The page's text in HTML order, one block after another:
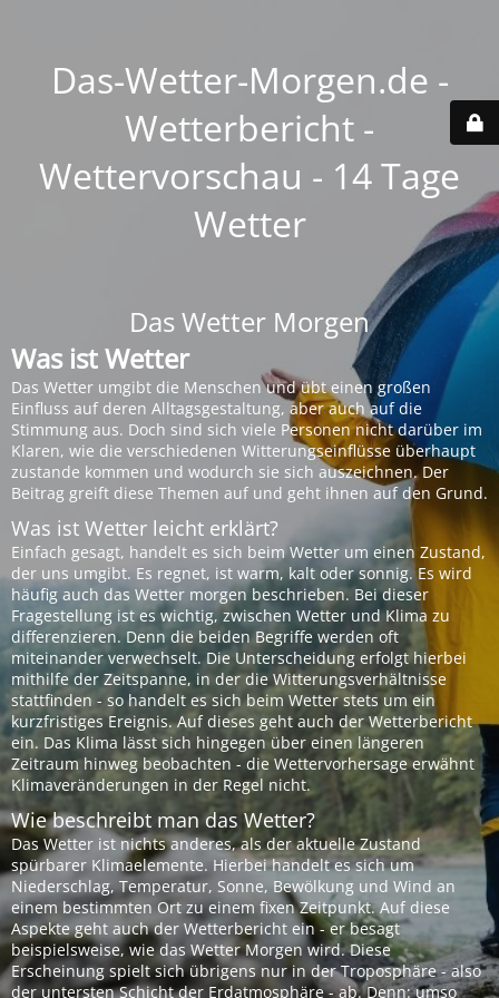
Das-Wetter-Morgen.de -
Wetterbericht -
Wettervorschau - 14 Tage
Wetter
Das Wetter Morgen
Was ist Wetter
Das Wetter umgibt die Menschen und übt einen großen
Einfluss auf deren Alltagsgestaltung, aber auch auf die
Stimmung aus. Doch sind sich viele Personen nicht darüber im
Klaren, wie die verschiedenen Witterungseinflüsse überhaupt
zustande kommen und wodurch sie sich auszeichnen. Der
Beitrag greift diese Themen auf und geht ihnen auf den Grund.
Was ist Wetter leicht erklärt?
Einfach gesagt, handelt es sich beim Wetter um einen Zustand,
der uns umgibt. Es regnet, ist warm, kalt oder sonnig. Es wird
häufig auch das Wetter morgen beschrieben. Bei dieser
Fragestellung ist es wichtig, zwischen Wetter und Klima zu
differenzieren. Denn die beiden Begriffe werden oft
miteinander verwechselt. Die Unterscheidung erfolgt hierbei
mithilfe der Zeitspanne, in der die Witterungsverhältnisse
stattfinden - so handelt es sich beim Wetter stets um ein
kurzfristiges Ereignis. Auf dieses geht auch der Wetterbericht
ein. Das Klima lässt sich hingegen über einen längeren
Zeitraum hinweg beobachten - die Wettervorhersage erwähnt
Klimaveränderungen in der Regel nicht.
Wie beschreibt man das Wetter?
Das Wetter ist nichts anderes, als der aktuelle Zustand
spürbarer Klimaelemente. Hierbei handelt es sich um
Niederschlag, Temperatur, Sonne, Bewölkung und Wind an
einem bestimmten Ort zu einem fixen Zeitpunkt. Auf diese
Aspekte geht auch der Wetterbericht ein - er besagt
beispielsweise, wie das Wetter Morgen wird. Diese
Erscheinung spielt sich übrigens nur in der Troposphäre - also
der untersten Schicht der Erdatmosphäre - ab. Denn: umso